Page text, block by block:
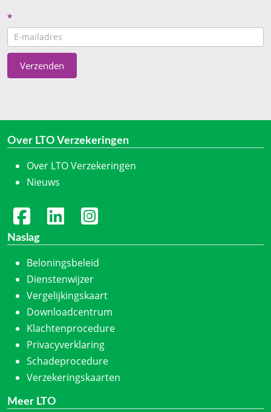
Nieuwsbrief
CTA
*
Verzenden
Over LTO Verzekeringen
Over LTO Verzekeringen
Nieuws
Naslag
Beloningsbeleid
Dienstenwijzer
Vergelijkingskaart
Downloadcentrum
Klachtenprocedure
Privacyverklaring
Schadeprocedure
Verzekeringskaarten
Meer LTO